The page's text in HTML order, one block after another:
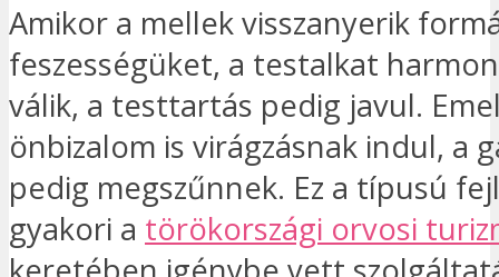
Amikor a mellek visszanyerik
feszességüket, a testalkat
válik, a testtartás pedig javul.
önbizalom is virágzásnak indul, a
pedig megszűnnek. Ez a típusú
gyakori a törökországi orvosi